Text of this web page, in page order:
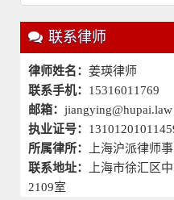
联系律师
律师姓名： 姜瑛律师
联系手机： 15316011769
邮箱： jiangying@hupai.law
执业证号：
所属律所：
上海沪派律师
联系地址：
上海市徐汇区
2109室